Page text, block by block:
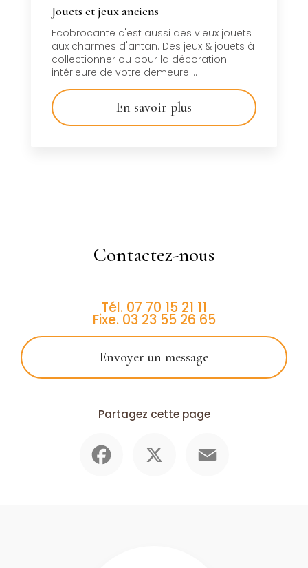
Jouets et jeux anciens
Ecobrocante c'est aussi des vieux jouets
aux charmes d'antan. Des jeux & jouets à
collectionner ou pour la décoration
intérieure de votre demeure....
En savoir plus
Contactez-nous
Tél. 07 70 15 21 11
Fixe. 03 23 55 26 65
Envoyer un message
Partagez cette page